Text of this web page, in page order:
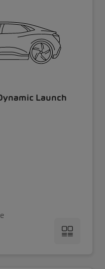
Launch